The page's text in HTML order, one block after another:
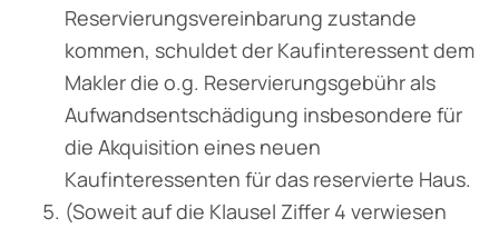
Reservierungsvereinbarung zustande
kommen, schuldet der Kaufinteressent dem
Makler die o.g. Reservierungsgebühr als
Aufwandsentschädigung insbesondere für
die Akquisition eines neuen
Kaufinteressenten für das reservierte Haus.
(Soweit auf die Klausel Ziffer 4 verwiesen